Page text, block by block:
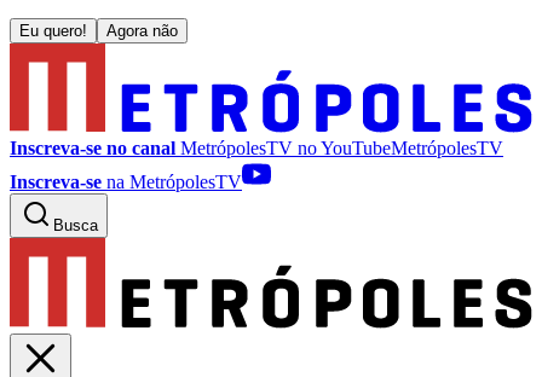
Eu quero! Agora não
Inscreva-se no canal MetrópolesTV noYouTubeMetrópolesTV
Inscreva-se na MetrópolesTV
Busca